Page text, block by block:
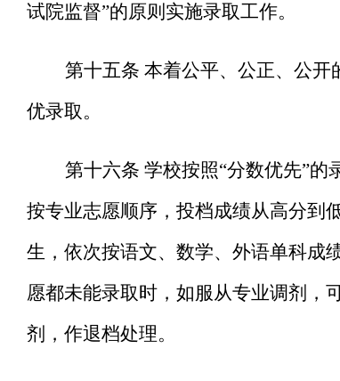
试院监督”的原则实施录取工作。
第十五条 本着公平、公正、公
优录取。
第十六条 学校按照“分数优先”
按专业志愿顺序，投档成绩从高分到
生，依次按语文、数学、外语单科成
愿都未能录取时，如服从专业调剂，
剂，作退档处理。